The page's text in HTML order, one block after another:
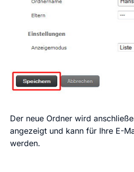
Der neue Ordner wird
angezeigt und kann für Ihre E-
werden.